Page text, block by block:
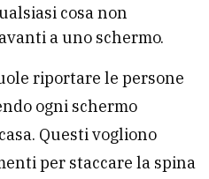
cosa non
a uno schermo.
riportare le persone
ogni schermo
Questi vogliono
per staccare la spina